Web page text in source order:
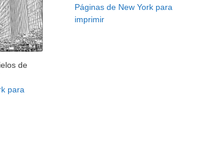
de
para
Páginas de New York para
imprimir